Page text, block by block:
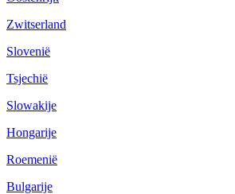
Zwitserland
Slovenië
Tsjechië
Slowakije
Hongarije
Roemenië
Bulgarije